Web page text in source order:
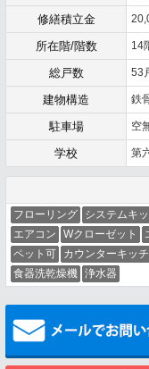
修繕積立金
所在階/階数 14
総戸数 53
建物構造 鉄
駐車場 空
学校 第
フローリング システムキ
エアコン
Wクローゼット
ペット可
カウンターキッ
食器洗乾燥機 浄水器